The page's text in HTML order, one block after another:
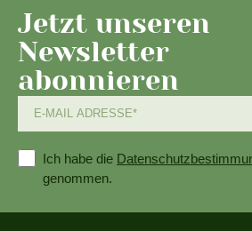
Jetzt unseren
Newsletter
abonnieren
Ich habe die
genommen.